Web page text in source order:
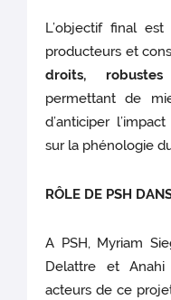
L’objectif final
producteurs et
droits,
permettant de
d’anticiper
sur la phénologie
RÔLE DE PSH
A PSH, Myriam
Delattre et
acteurs de ce